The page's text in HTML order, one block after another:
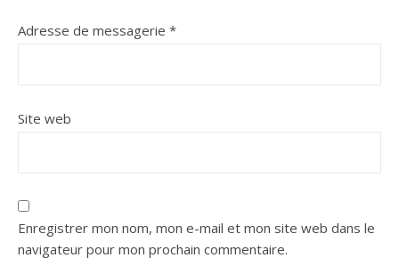
Adresse de messagerie *
Site web
Enregistrer mon nom, mon e-mail et mon site web dans le
navigateur pour mon prochain commentaire.